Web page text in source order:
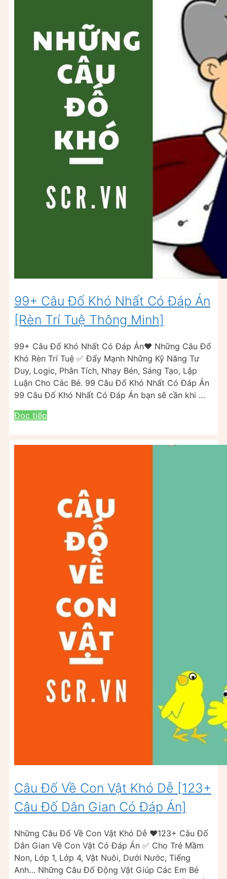
99+ Câu Đố Khó Nhất Có Đáp Án
[Rèn Trí Tuệ Thông Minh]
99+ Câu Đố Khó Nhất Có Đáp Án❤️ Những Câu Đố
Khó Rèn Trí Tuệ ✅ Đẩy Mạnh Những Kỹ Năng Tư
Duy, Logic, Phân Tích, Nhạy Bén, Sáng Tạo, Lập
Luận Cho Các Bé. 99 Câu Đố Khó Nhất Có Đáp Án
99 Câu Đố Khó Nhất Có Đáp Án bạn sẽ cần khi …
Đọc tiếp
Câu Đố Về Con Vật Khó Dễ [123+
Câu Đố Dân Gian Có Đáp Án]
Những Câu Đố Về Con Vật Khó Dễ ❤️123+ Câu Đố
Dân Gian Về Con Vật Có Đáp Án ✅ Cho Trẻ Mầm
Non, Lớp 1, Lớp 4, Vật Nuôi, Dưới Nước, Tiếng
Anh… Những Câu Đố Động Vật Giúp Các Em Bé